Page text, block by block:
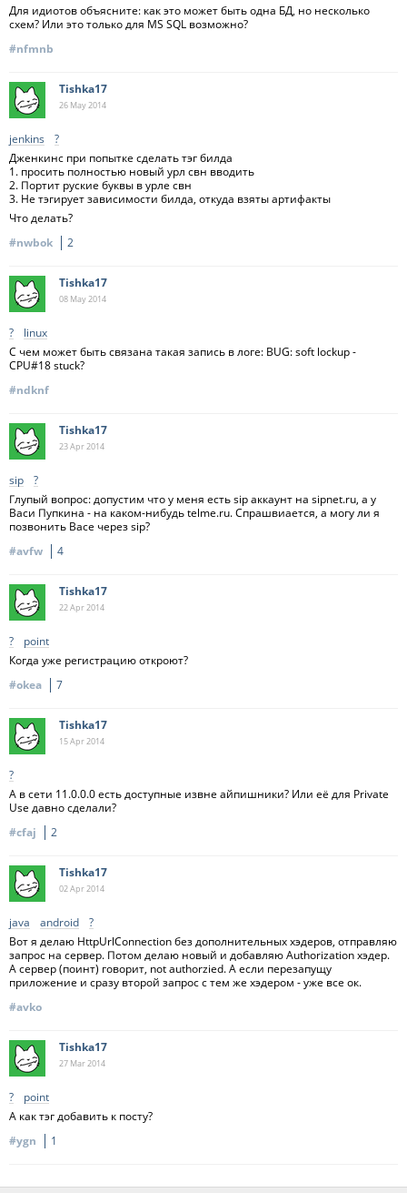
Для идиотов объясните: как это может быть одна БД, но несколько
схем? Или это только для MS SQL возможно?
#nfmnb
Tishka17
26 May2014
jenkins
?
Дженкинс при попытке сделать тэг билда
1. просить полностью новый урл свн вводить
2. Портит руские буквы в урле свн
3. Не тэгирует зависимости билда, откуда взяты артифакты
Что делать?
#nwbok
2
Tishka17
08 May2014
?
linux
С чем может быть связана такая запись в логе: BUG: soft lockup -
CPU#18 stuck?
#ndknf
Tishka17
23 Apr2014
sip
?
Глупый вопрос: допустим что у меня есть sip аккаунт на sipnet.ru, а у
Васи Пупкина - на каком-нибудь telme.ru. Спрашвиается, а могу ли я
позвонить Васе через sip?
#avfw
4
Tishka17
22 Apr2014
?
point
Когда уже регистрацию откроют?
#okea
7
Tishka17
15 Apr2014
?
А в сети 11.0.0.0 есть доступные извне айпишники? Или её для Private
Use давно сделали?
#cfaj
2
Tishka17
02 Apr2014
java android
?
Вот я делаю HttpUrlConnection без дополнительных хэдеров, отправляю
запрос на сервер. Потом делаю новый и добавляю Authorization хэдер.
А сервер (поинт) говорит, not authorzied. А если перезапущу
приложение и сразу второй запрос с тем же хэдером - уже все ок.
#avko
Tishka17
27 Mar2014
?
point
А как тэг добавить к посту?
#ygn
1